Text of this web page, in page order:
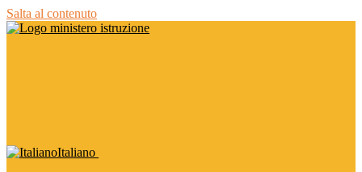
Salta al contenuto
Italiano